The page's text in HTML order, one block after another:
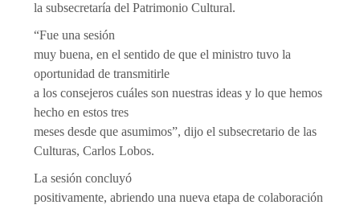
la subsecretaría del Patrimonio Cultural.
“Fue una sesión
muy buena, en el sentido de que el ministro tuvo la
oportunidad de transmitirle
a los consejeros cuáles son nuestras ideas y lo que hemos
hecho en estos tres
meses desde que asumimos”, dijo el subsecretario de las
Culturas, Carlos Lobos.
La sesión concluyó
positivamente, abriendo una nueva etapa de colaboración